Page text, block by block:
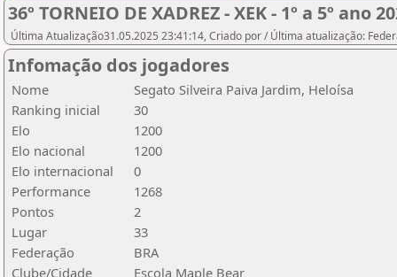
36º TORNEIO DE XADREZ - XEK - 1º a 5º ano
Última Atualização31.05.2025 23:41:14, Criado por / Última atualização:
Infomação dos jogadores
Nome
Segato Silveira Paiva Jardim, Heloísa
Ranking inicial
30
Elo
1200
Elo nacional
1200
Elo internacional
0
Performance
1268
Pontos
2
Lugar
33
Federação
BRA
Clube/Cidade
Escola Maple Bear